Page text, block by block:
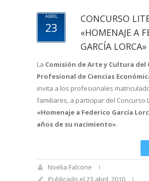
ABRIL
23
CONCURSO
«HOMENAJE A
GARCÍA LORCA»
La Comisión de Arte y Cultura del
Profesional de Ciencias
invita a los profesionales
familiares, a participar del Concurso
«Homenaje a Federico García
años de su nacimiento».
Noelia Falcone
Publicado el 23 abril, 2010